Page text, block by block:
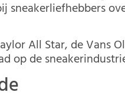
sneakerliefhebbers
All Star, de Vans
op de